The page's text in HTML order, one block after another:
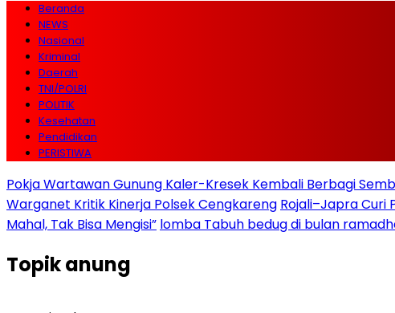
Beranda
NEWS
Nasional
Kriminal
Daerah
TNI/POLRI
POLITIK
Kesehatan
Pendidikan
PERISTIWA
Pokja Wartawan Gunung Kaler-Kresek Kembali Berbagi
Warganet Kritik Kinerja Polsek Cengkareng Rojali–Japra Curi
Mahal, Tak Bisa Mengisi” lomba Tabuh bedug di bulan
Topikanung